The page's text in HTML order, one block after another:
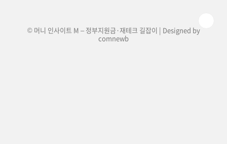
© 머니 인사이트 M – 정부지원금·재테크 길잡이 | Designed by
comnewb